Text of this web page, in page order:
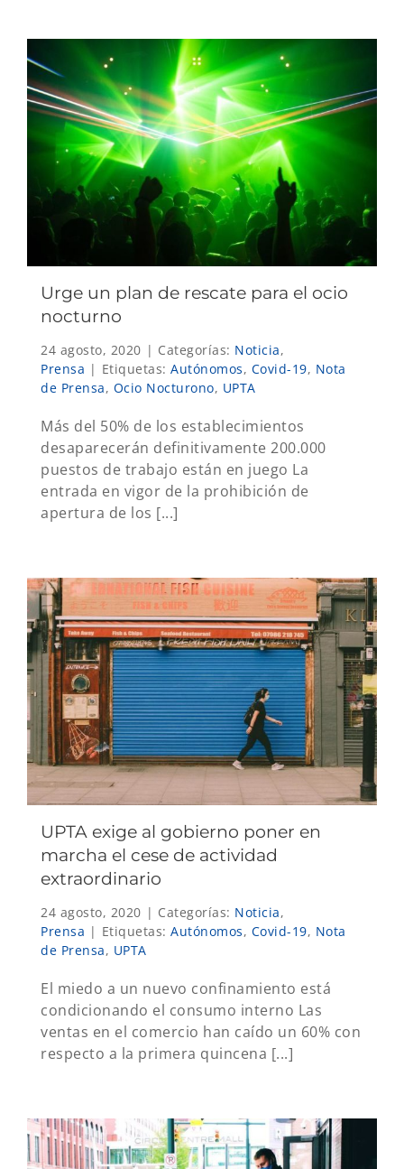
Urge un plan de rescate para el ocio
nocturno
24 agosto, 2020 | Categorías: Noticia,
Prensa | Etiquetas: Autónomos, Covid-19, Nota
de Prensa, Ocio Nocturono, UPTA
Más del 50% de los establecimientos
desaparecerán definitivamente 200.000
puestos de trabajo están en juego La
entrada en vigor de la prohibición de
apertura de los [...]
UPTA exige al gobierno poner en
marcha el cese de actividad
extraordinario
24 agosto, 2020 | Categorías: Noticia,
Prensa | Etiquetas: Autónomos, Covid-19, Nota
de Prensa, UPTA
El miedo a un nuevo confinamiento está
condicionando el consumo interno Las
ventas en el comercio han caído un 60% con
respecto a la primera quincena [...]